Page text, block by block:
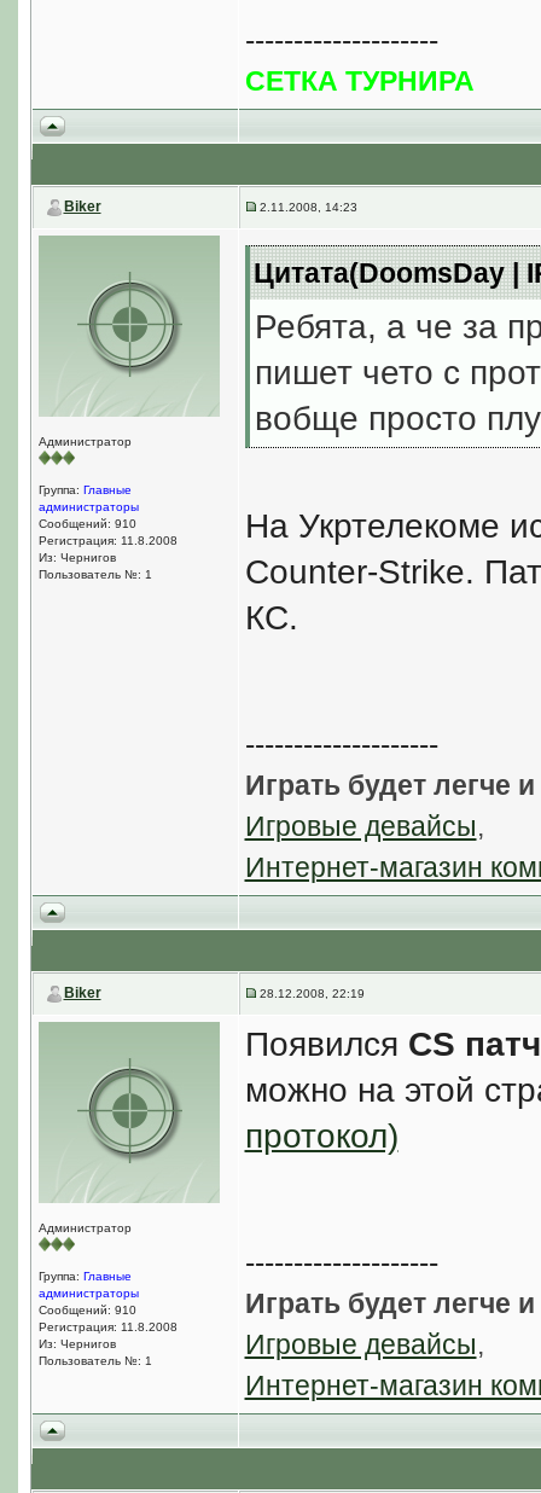
--------------------
СЕТКА ТУРНИРА
Biker 2.11.2008, 14:23
Администратор
Группа: Главные
администраторы
Сообщений: 910
Регистрация: 11.8.2008
Из: Чернигов
Пользователь №: 1
Цитата(DoomsDay |
Ребята, а че за
пишет чето с
вобще просто
На Укртелекоме
Counter-Strike.
КС.
--------------------
Играть будет легче
Игровые девайсы,
Интернет-магазин
Biker 28.12.2008, 22:19
Администратор
Группа: Главные
администраторы
Сообщений: 910
Регистрация: 11.8.2008
Из: Чернигов
Пользователь №: 1
Появился CS
можно на этой
протокол)
--------------------
Играть будет легче
Игровые девайсы,
Интернет-магазин